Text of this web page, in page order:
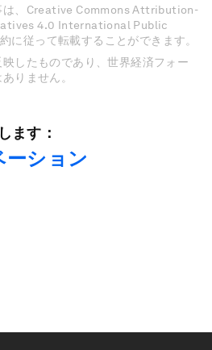
は、Creative Commons Attribution-
4.0 International Public
に従って転載することができます。
したものであり、世界経済フォー
りません。
ます：
ション